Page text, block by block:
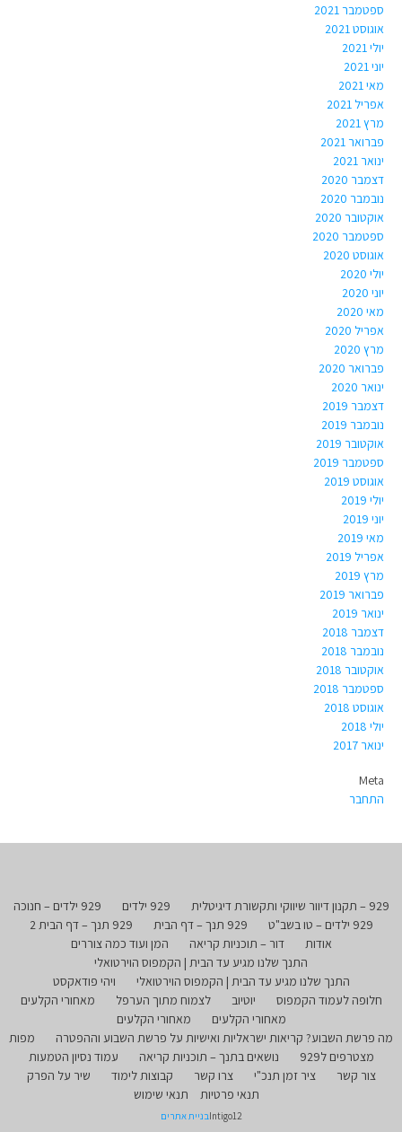
ספטמבר 2021
אוגוסט 2021
יולי 2021
יוני 2021
מאי 2021
אפריל 2021
מרץ 2021
פברואר 2021
ינואר 2021
דצמבר 2020
נובמבר 2020
אוקטובר 2020
ספטמבר 2020
אוגוסט 2020
יולי 2020
יוני 2020
מאי 2020
אפריל 2020
מרץ 2020
פברואר 2020
ינואר 2020
דצמבר 2019
נובמבר 2019
אוקטובר 2019
ספטמבר 2019
אוגוסט 2019
יולי 2019
יוני 2019
מאי 2019
אפריל 2019
מרץ 2019
פברואר 2019
ינואר 2019
דצמבר 2018
נובמבר 2018
אוקטובר 2018
ספטמבר 2018
אוגוסט 2018
יולי 2018
ינואר 2017
Meta
התחבר
929 – תקנון דיוור שיווקי ותקשורת דיגיטלית 929 ילדים
929 ילדים – חנוכה
929 ילדים – טו בשב"ט
929 תנך – דף הבית
929 תנך – דף הבית 2
אודות
דור – תוכניות קריאה
המן ועוד כמה צוררים
התנך שלנו מגיע עד הבית | הקמפוס הוירטואלי
התנך שלנו מגיע עד הבית | הקמפוס הוירטואלי
ויהי פודאקסט
חלופה לעמוד הקמפוס
יוטיוב לצמוח מתוך הערפל
מאחורי הקלעים
מאחורי הקלעים
מאחורי הקלעים
מה פרשת השבוע? קריאות ישראליות ואישיות על פרשת השבוע וההפטרה
מפות
מצטרפים ל929
נושאים בתנך – תוכניות קריאה
עמוד נסיון הטמעות
צור קשר
ציר זמן תנכ"י צרו קשר קבוצות לימוד
שיר על הפרק
תנאי פרטיות
תנאי שימוש
Intigo12בניית אתרים